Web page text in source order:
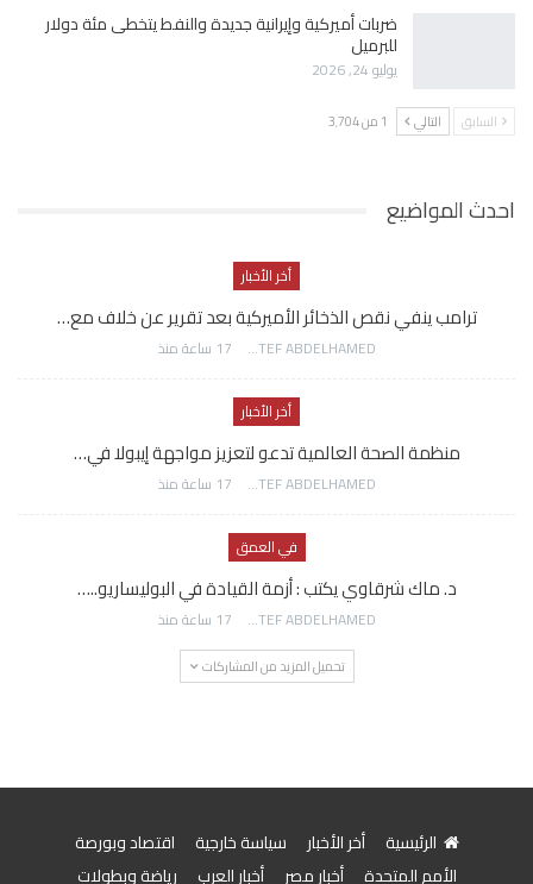
ضربات أميركية وإيرانية جديدة والنفط يتخطى مئة دولار
للبرميل
يوليو 24, 2026
السابق التالي 1 من 3٬704
احدث المواضيع
أخر الأخبار
ترامب ينفي نقص الذخائر الأميركية بعد تقرير عن خلاف مع…
AWATEF ABDELHAMED 17 ساعة منذ
أخر الأخبار
منظمة الصحة العالمية تدعو لتعزيز مواجهة إيبولا في…
AWATEF ABDELHAMED 17 ساعة منذ
في العمق
د. ماك شرقاوي يكتب : أزمة القيادة في البوليساريو..…
AWATEF ABDELHAMED 17 ساعة منذ
تحميل المزيد من المشاركات
الرئيسية أخر الأخبار سياسة خارجية
اقتصاد وبورصة
الأمم المتحدة
أخبار مصر أخبار العرب رياضة وبطولات